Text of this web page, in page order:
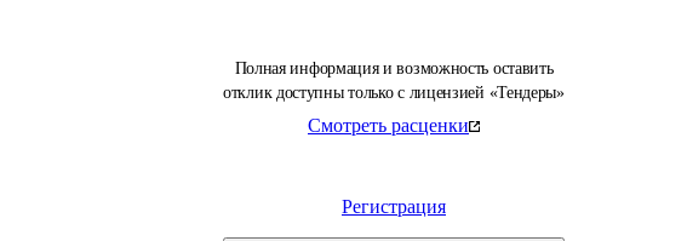
Полная информация и возможность оставить
отклик доступны только с лицензией «Тендеры»
Смотреть расценки
Регистрация